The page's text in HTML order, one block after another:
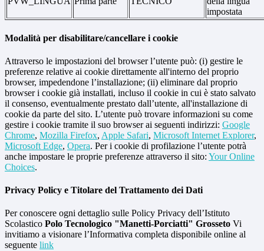
impostata
Modalità per disabilitare/cancellare i cookie
Attraverso le impostazioni del browser l’utente può: (i) gestire le
preferenze relative ai cookie direttamente all'interno del proprio
browser, impedendone l’installazione; (ii) eliminare dal proprio
browser i cookie già installati, incluso il cookie in cui è stato salvato
il consenso, eventualmente prestato dall’utente, all'installazione di
cookie da parte del sito. L’utente può trovare informazioni su come
gestire i cookie tramite il suo browser ai seguenti indirizzi: Google
Chrome, Mozilla Firefox, Apple Safari, Microsoft Internet Explorer,
Microsoft Edge, Opera. Per i cookie di profilazione l’utente potrà
anche impostare le proprie preferenze attraverso il sito: Your Online
Choices.
Privacy Policy e Titolare del Trattamento dei Dati
Per conoscere ogni dettaglio sulle Policy Privacy dell’Istituto
Scolastico Polo Tecnologico "Manetti-Porciatti" Grosseto Vi
invitiamo a visionare l’Informativa completa disponibile online al
seguente link